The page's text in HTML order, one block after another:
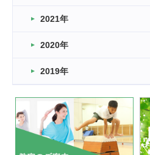
緑ケ丘体育館
2022.11.03
緑ケ丘体育館
いたっぼーる大会☆彡
緑ケ丘体育館
2022.07.03
市内総合体育大会が開始
2021年
2020年
2019年